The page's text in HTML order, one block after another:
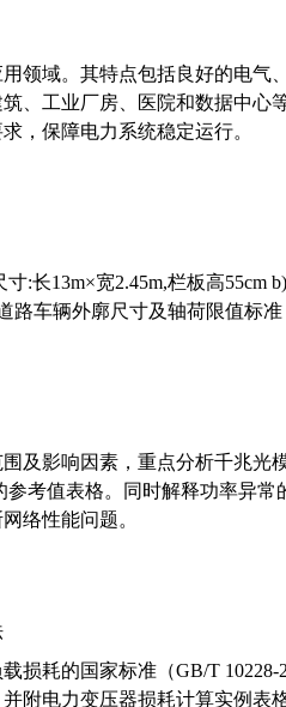
领域。其特点包括良好的电气
、工业厂房、医院和数据中心
，保障电力系统稳定运行。
:长13m×宽2.45m,栏板高55cm
路车辆外廓尺寸及轴荷限值标准
及影响因素，重点分析千兆光
考值表格。同时解释功率异
络性能问题。
损耗的国家标准（GB/T 10228-
附电力变压器损耗计算实例表